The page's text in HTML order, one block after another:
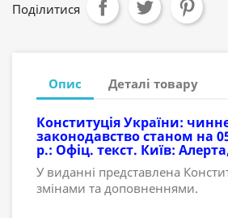
Поділитися
Опис Деталі товару
Конституція України:
законодавство станом на
р.: Офіц. текст. Київ:
У виданні представлена
змінами та доповненнями.